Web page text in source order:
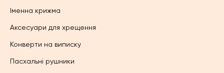
Іменна крижма
Аксесуари для хрещення
Конверти на виписку
Пасхальні рушники